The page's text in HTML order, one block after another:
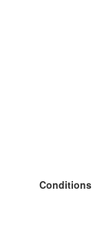
Conditions